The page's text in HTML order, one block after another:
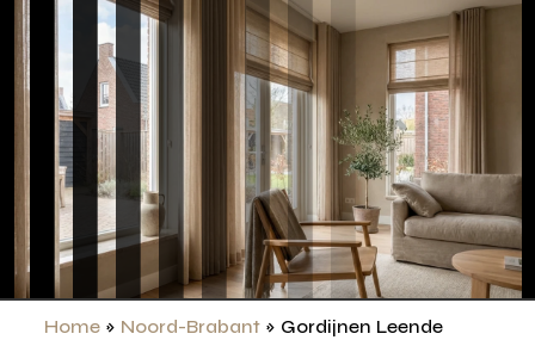
Home » Noord-Brabant » Gordijnen Leende